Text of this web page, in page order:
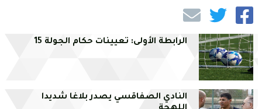
الرابطة الأولى: تعيينات حكام الجولة 15
النادي الصفاقسي يصدر بلاغا شديدا